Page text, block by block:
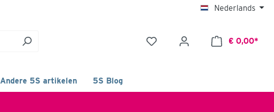
Nederlands
€ 0,00*
Andere 5S artikelen 5S Blog